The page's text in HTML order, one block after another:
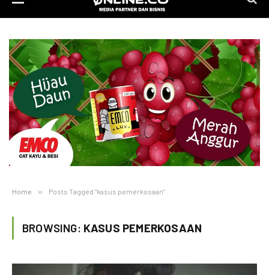
Home » Posts Tagged "kasus pemerkosaan"
BROWSING: KASUS PEMERKOSAAN